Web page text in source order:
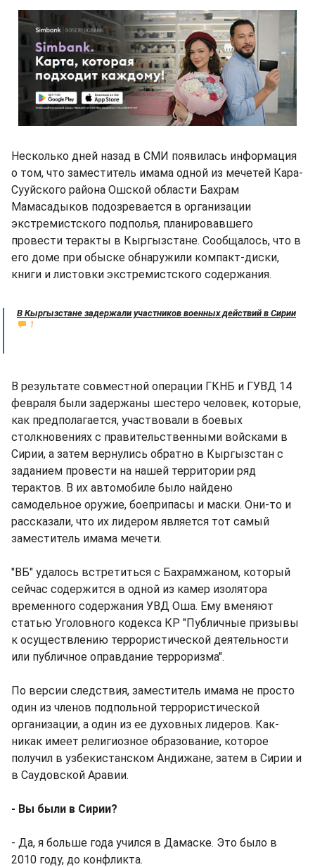
Несколько дней назад в СМИ появилась информация
о том, что заместитель имама одной из мечетей Кара-
Сууйского района Ошской области Бахрам
Мамасадыков подозревается в организации
экстремистского подполья, планировавшего
провести теракты в Кыргызстане. Сообщалось, что в
его доме при обыске обнаружили компакт-диски,
книги и листовки экстремистского содержания.
В Кыргызстане задержали участников военных действий в Сирии
1
В результате совместной операции ГКНБ и ГУВД 14
февраля были задержаны шестеро человек, которые,
как предполагается, участвовали в боевых
столкновениях с правительственными войсками в
Сирии, а затем вернулись обратно в Кыргызстан с
заданием провести на нашей территории ряд
терактов. В их автомобиле было найдено
самодельное оружие, боеприпасы и маски. Они-то и
рассказали, что их лидером является тот самый
заместитель имама мечети.
"ВБ" удалось встретиться с Бахрамжаном, который
сейчас содержится в одной из камер изолятора
временного содержания УВД Оша. Ему вменяют
статью Уголовного кодекса КР "Публичные призывы
к осуществлению террористической деятельности
или публичное оправдание терроризма".
По версии следствия, заместитель имама не просто
один из членов подпольной террористической
организации, а один из ее духовных лидеров. Как-
никак имеет религиозное образование, которое
получил в узбекистанском Андижане, затем в Сирии и
в Саудовской Аравии.
- Вы были в Сирии?
- Да, я больше года учился в Дамаске. Это было в
2010 году, до конфликта.